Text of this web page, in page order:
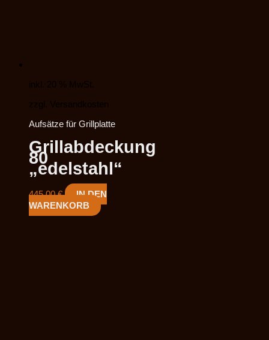
inkl. 20 % MwSt.
zzgl. Versandkosten
Aufsätze für Grillplatte
Grillabdeckung
80
„edelstahl“
445,00€
IN DEN
WARENKORB